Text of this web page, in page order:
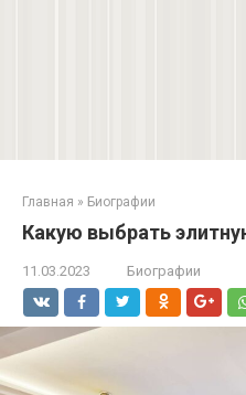
Главная » Биографии
Какую выбрать
11.03.2023 Биографии